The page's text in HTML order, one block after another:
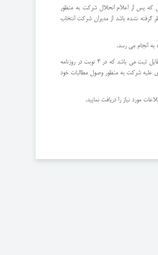
که پس از اعلام انحلال شرکت به منظور
نشده باشد از مدیران شرکت انتخاب
به انجام می رسد.
پس از اعلام انحلال و معرفی مدیرتصفیه لازم است تا در تمامی آگهی ها و اوراق مربوط به شرکت عبارت در حال تصفیه قید گردد و یایان فرآیند تصفیه که اصطلاحآً ختم تصفیه نامیده می شود زمانی قابل ثبت می باشد که در 3 نوبت در روزنامه
مجاز به طرح یا اقامه دعوی علیه شرکت به منظور وصول مطالبات خود
مورد نیاز را دریافت نمایید.